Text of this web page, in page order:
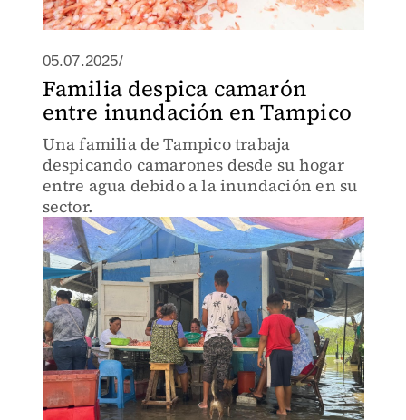
05.07.2025/
Familia despica camarón
entre inundación en Tampico
Una familia de Tampico trabaja
despicando camarones desde su hogar
entre agua debido a la inundación en su
sector.